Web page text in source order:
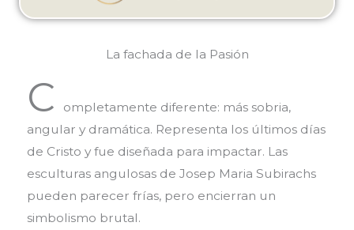
La fachada de la Pasión
C
ompletamente diferente: más sobria,
angular y dramática. Representa los últimos días
de Cristo y fue diseñada para impactar. Las
esculturas angulosas de Josep Maria Subirachs
pueden parecer frías, pero encierran un
simbolismo brutal.